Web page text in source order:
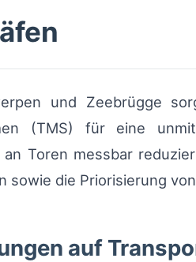
und Zeebrügge
(TMS) für eine
Toren messbar
sowie die Priorisierung von
auf